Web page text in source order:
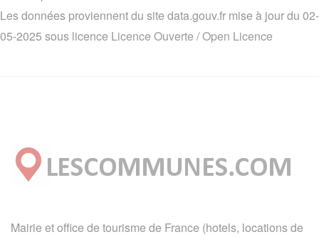
Les données proviennent du site data.gouv.fr mise à jour du 02-
05-2025 sous licence Licence Ouverte / Open Licence
Mairie et office de tourisme de France (hotels, locations de